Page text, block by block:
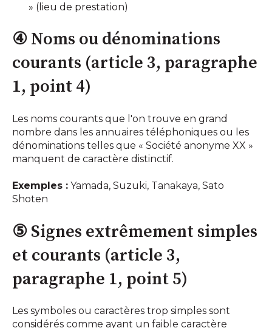
» (lieu de prestation)
④ Noms ou dénominations
courants (article 3, paragraphe
1, point 4)
Les noms courants que l'on trouve en grand
nombre dans les annuaires téléphoniques ou les
dénominations telles que « Société anonyme XX »
manquent de caractère distinctif.
Exemples : Yamada, Suzuki, Tanakaya, Sato
Shoten
⑤ Signes extrêmement simples
et courants (article 3,
paragraphe 1, point 5)
Les symboles ou caractères trop simples sont
considérés comme ayant un faible caractère